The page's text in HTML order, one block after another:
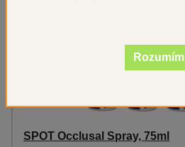
SPOT Occlusal Spray, 75ml
Rozumím